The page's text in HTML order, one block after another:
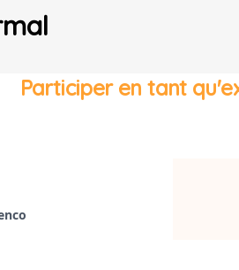
Participer en tant